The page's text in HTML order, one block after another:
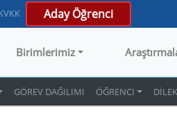
Aday Öğrenci
Birimlerimiz
GÖREV DAĞILIMI ÖĞRENCİ